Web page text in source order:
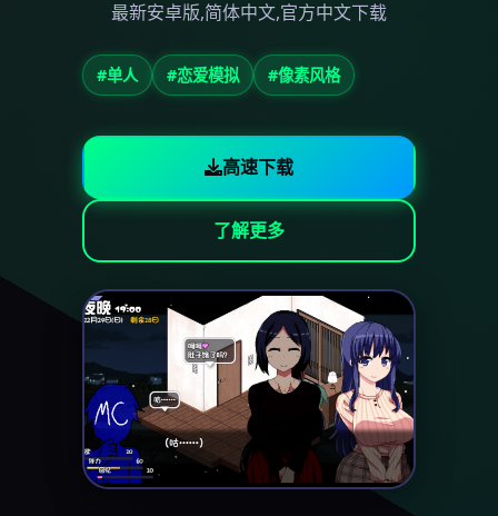
最新安卓版,简体中文,官方中文下载
#单人 #恋爱模拟 #像素风格
高速下载
了解更多